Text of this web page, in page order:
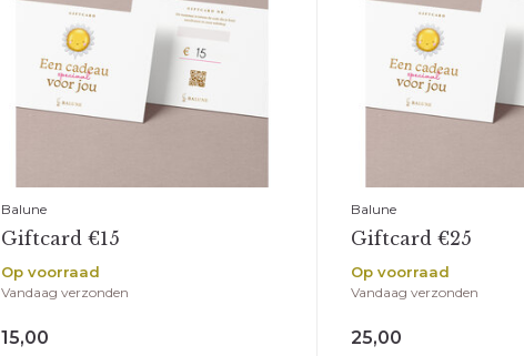
Balune
Giftcard €15
Op voorraad
Vandaag verzonden
15,00
Balune
Giftcard €25
Op voorraad
Vandaag verzonden
25,00